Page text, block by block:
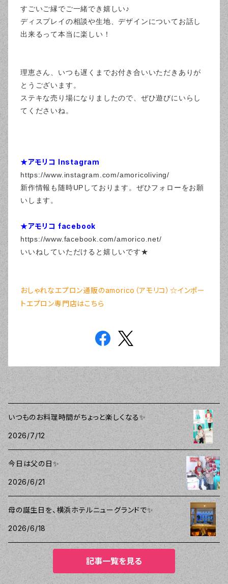
すごいご縁でご一緒でき嬉しい♪
ディスプレイの相談や生地、デザインについてお話し
出来るって本当に楽しい！
理恵さん、いつも遅くまでお付き合いいただきありが
とうございます。
ステキな売り場になりましたので、ぜひ遊びにいらし
てくださいね。
★アモリコ Instagram
https://www.instagram.com/amoricoliving/
新作情報も随時UPしております。ぜひフォローをお願
いします。
★アモリコ facebook
https://www.facebook.com/amorico.net/
いいねしていただけると嬉しいです★
おしゃれなエプロン通販のamorico（アモリコ）☆インポー
トエプロン専門店はこちら
いつものお料理時間がちょっと楽しくなる✨
2026/7/12
今日は父の日✨
2026/6/21
母の誕生日を、横浜ホテルニューグランドで✨
2026/6/18
記事一覧を見る